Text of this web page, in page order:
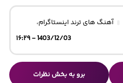
آهنگ های ترند اینستاگرام،
1403/12/03 - ۱۶:۲۹
برو به بخش نظرات